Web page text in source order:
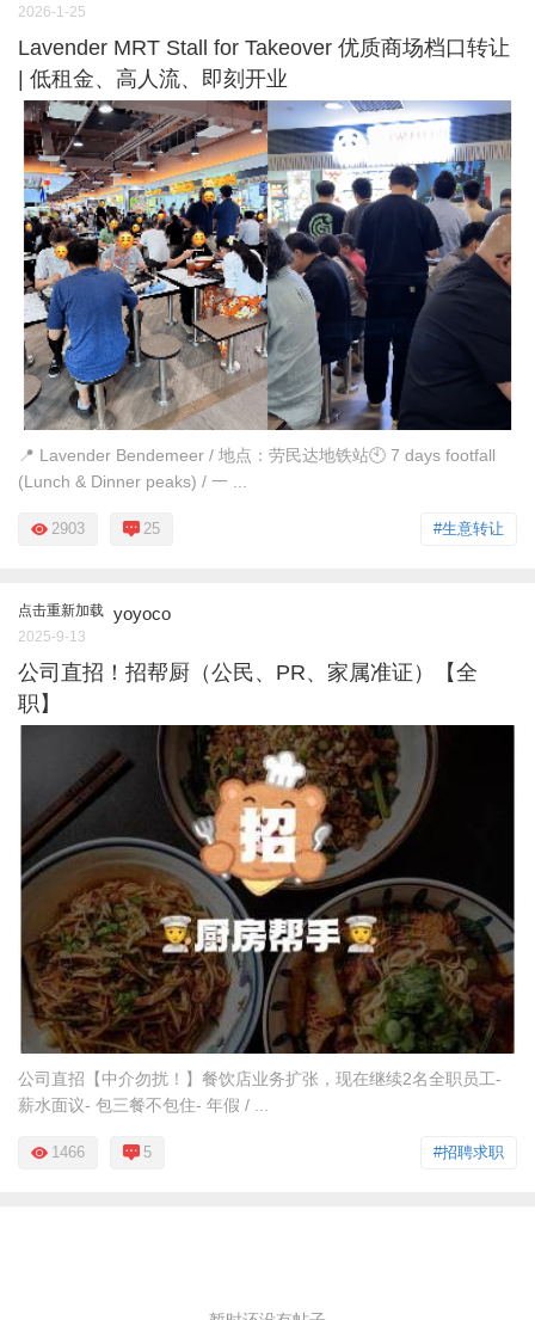
2026-1-25
Lavender MRT Stall for Takeover 优质商场档口转让
| 低租金、高人流、即刻开业
📍 Lavender Bendemeer / 地点：劳民达地铁站🕙 7 days footfall
(Lunch & Dinner peaks) / 一 ...
#生意转让
2903 25
点击重新加载 yoyoco
2025-9-13
公司直招！招帮厨（公民、PR、家属准证）【全
职】
公司直招【中介勿扰！】餐饮店业务扩张，现在继续2名全职员工-
薪水面议- 包三餐不包住- 年假 / ...
#招聘求职
1466 5